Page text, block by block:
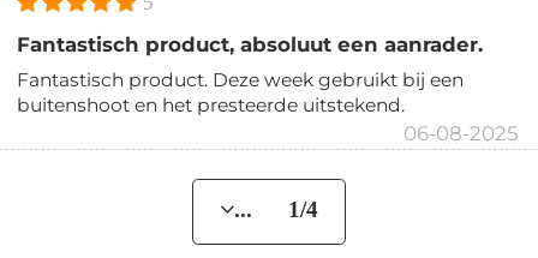
Fantastisch product, absoluut een aanrader.
Fantastisch product. Deze week gebruikt bij een
buitenshoot en het presteerde uitstekend.
06-08-2025
... 1/4